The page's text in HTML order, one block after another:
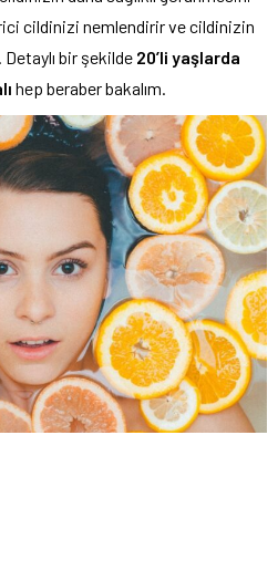
cildinizi nemlendirir ve cildinizin
bir şekilde 20’li yaşlarda
hep beraber bakalım.